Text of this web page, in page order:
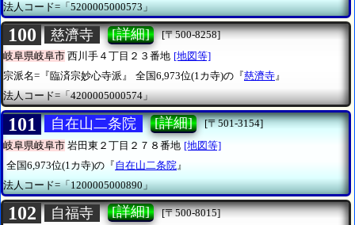
法人コード=「5200005000573」
100 慈濟寺 [詳細]
[〒500-8258]
岐阜県岐阜市 西川手４丁目２３番地 [地図等]
宗派名=『臨済宗妙心寺派』
全国6,973位(1カ寺)の『慈濟寺』
法人コード=「4200005000574」
101 自在山二条院 [詳細]
[〒501-3154]
岐阜県岐阜市 岩田東２丁目２７８番地 [地図等]
全国6,973位(1カ寺)の『自在山二条院 』
法人コード=「1200005000890」
102 自福寺 [詳細]
[〒500-8015]